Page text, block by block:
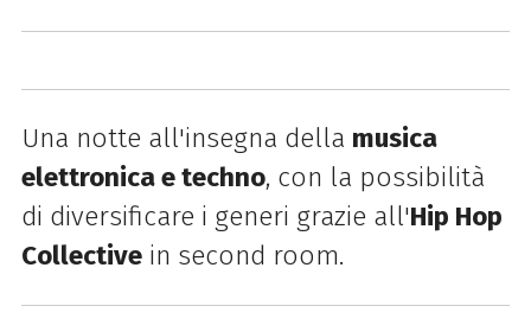
Una notte all'insegna della musica
elettronica e techno, con la possibilità
di diversificare i generi grazie all'Hip Hop
Collectivein second room.